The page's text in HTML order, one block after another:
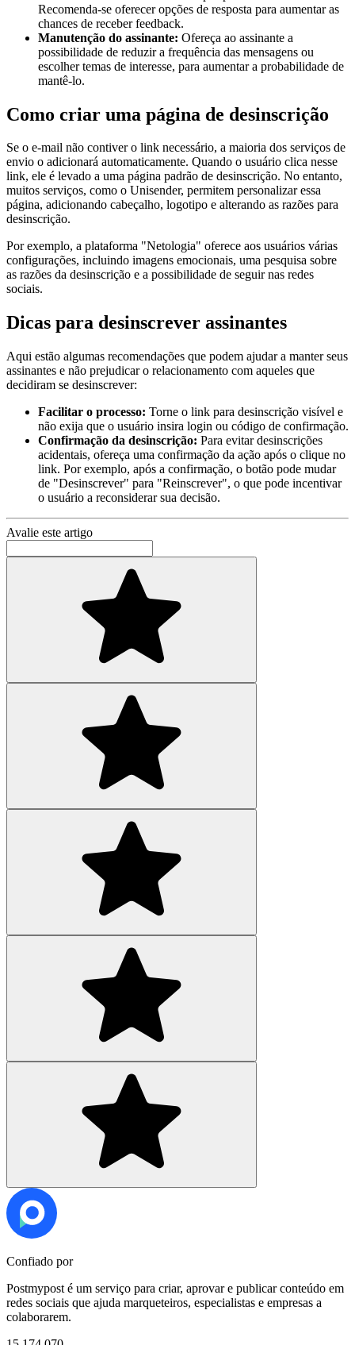
Recomenda-se oferecer opções de resposta para aumentar as
chances de receber feedback.
Manutenção do assinante: Ofereça ao assinante a
possibilidade de reduzir a frequência das mensagens ou
escolher temas de interesse, para aumentar a probabilidade de
mantê-lo.
Como criar uma página de desinscrição
Se o e-mail não contiver o link necessário, a maioria dos serviços de
envio o adicionará automaticamente. Quando o usuário clica nesse
link, ele é levado a uma página padrão de desinscrição. No entanto,
muitos serviços, como o Unisender, permitem personalizar essa
página, adicionando cabeçalho, logotipo e alterando as razões para
desinscrição.
Por exemplo, a plataforma "Netologia" oferece aos usuários várias
configurações, incluindo imagens emocionais, uma pesquisa sobre
as razões da desinscrição e a possibilidade de seguir nas redes
sociais.
Dicas para desinscrever assinantes
Aqui estão algumas recomendações que podem ajudar a manter seus
assinantes e não prejudicar o relacionamento com aqueles que
decidiram se desinscrever:
Facilitar o processo: Torne o link para desinscrição visível e
não exija que o usuário insira login ou código de confirmação.
Confirmação da desinscrição: Para evitar desinscrições
acidentais, ofereça uma confirmação da ação após o clique no
link. Por exemplo, após a confirmação, o botão pode mudar
de "Desinscrever" para "Reinscrever", o que pode incentivar
o usuário a reconsiderar sua decisão.
Avalie este artigo
Confiado por
Postmypost é um serviço para criar, aprovar e publicar conteúdo em
redes sociais que ajuda marqueteiros, especialistas e empresas a
colaborarem.